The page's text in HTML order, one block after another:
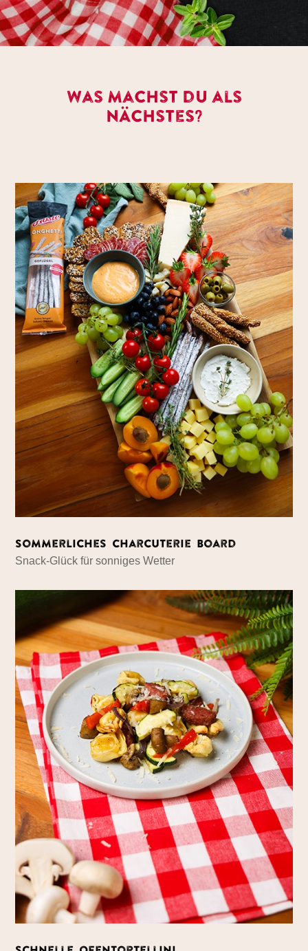
Was machst du als
nächstes?
Sommerliches Charcuterie Board
Snack-Glück für sonniges Wetter